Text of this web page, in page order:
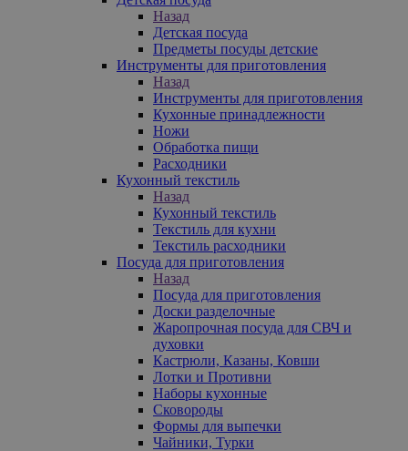
Назад
Детская посуда
Предметы посуды детские
Инструменты для приготовления
Назад
Инструменты для приготовления
Кухонные принадлежности
Ножи
Обработка пищи
Расходники
Кухонный текстиль
Назад
Кухонный текстиль
Текстиль для кухни
Текстиль расходники
Посуда для приготовления
Назад
Посуда для приготовления
Доски разделочные
Жаропрочная посуда для СВЧ и
духовки
Кастрюли, Казаны, Ковши
Лотки и Противни
Наборы кухонные
Сковороды
Формы для выпечки
Чайники, Турки